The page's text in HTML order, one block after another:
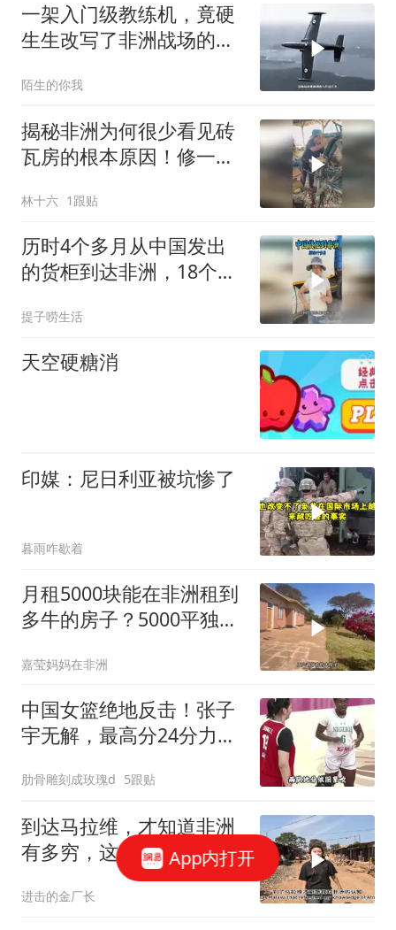
一架入门级教练机，竟硬
生生改写了非洲战场的战
陌生的你我
揭秘非洲为何很少看见砖
瓦房的根本原因！修一栋
林十六 1跟贴
历时4个多月从中国发出
的货柜到达非洲，18个员
提子唠生活
天空硬糖消
印媒：尼日利亚被坑惨了
暮雨咋歇着
月租5000块能在非洲租到
多牛的房子？5000平独门
嘉莹妈妈在非洲
中国女篮绝地反击！张子
宇无解，最高分24分力克
肋骨雕刻成玫瑰d 5跟贴
到达马拉维，才知道非洲
有多穷，这差距也太大
进击的金厂长
App内打开